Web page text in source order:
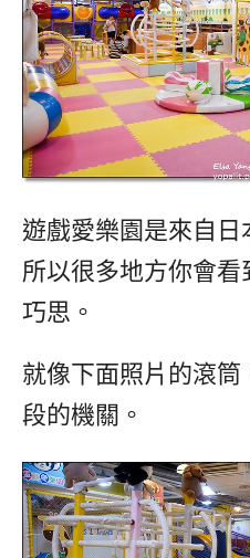
遊戲愛樂園是來自日
所以很多地方你會
巧思。
就像下面照片的滾
段的機關。